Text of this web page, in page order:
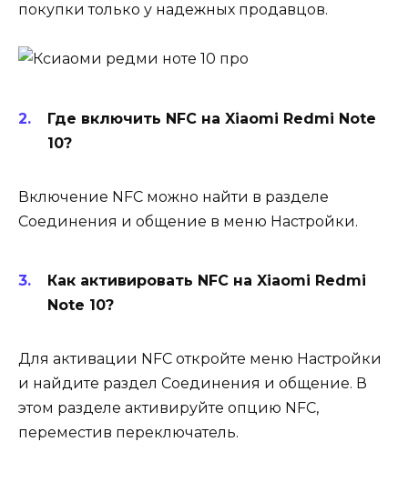
покупки только у надежных продавцов.
Где включить NFC на Xiaomi Redmi Note
10?
Включение NFC можно найти в разделе
Соединения и общение в меню Настройки.
Как активировать NFC на Xiaomi Redmi
Note 10?
Для активации NFC откройте меню Настройки
и найдите раздел Соединения и общение. В
этом разделе активируйте опцию NFC,
переместив переключатель.